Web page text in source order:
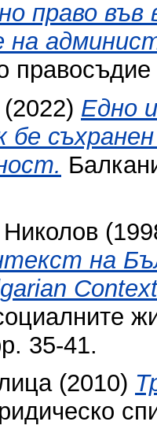
право във
на
(2022) Едно
бе
Николов
на
35-41.
(2010)